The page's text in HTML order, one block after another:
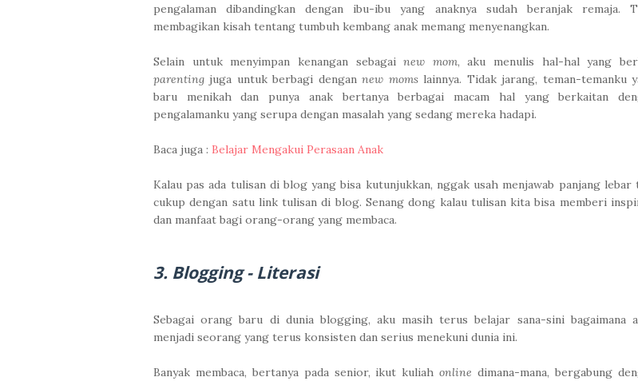
pengalaman dibandingkan dengan ibu-ibu yang anaknya sudah beranjak remaja.
membagikan kisah tentang tumbuh kembang anak memang menyenangkan.
Selain untuk menyimpan kenangan sebagainew mom, aku menulis hal-hal yang
parenting juga untuk berbagi dengannew momslainnya. Tidak jarang, teman-temanku
baru menikah dan punya anak bertanya berbagai macam hal yang berkaitan
pengalamanku yang serupa dengan masalah yang sedang mereka hadapi.
Baca juga : Belajar Mengakui Perasaan Anak
Kalau pas ada tulisan di blog yang bisa kutunjukkan, nggak usah menjawab panjang lebar
cukup dengan satu link tulisan di blog. Senang dong kalau tulisan kita bisa memberi
dan manfaat bagi orang-orang yang membaca.
3. Blogging - Literasi
Sebagai orang baru di dunia blogging, aku masih terus belajar sana-sini bagaimana
menjadi seorang yang terus konsisten dan serius menekuni dunia ini.
Banyak membaca, bertanya pada senior, ikut kuliahonline dimana-mana, bergabung